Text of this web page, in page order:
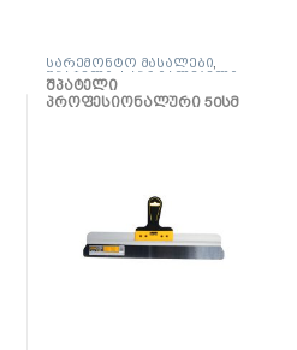
სარემონტო მასალები
შპატელი, საპრიალებელი,
ქაფჩა
შპატელი
პროფესიონალური 50სმ